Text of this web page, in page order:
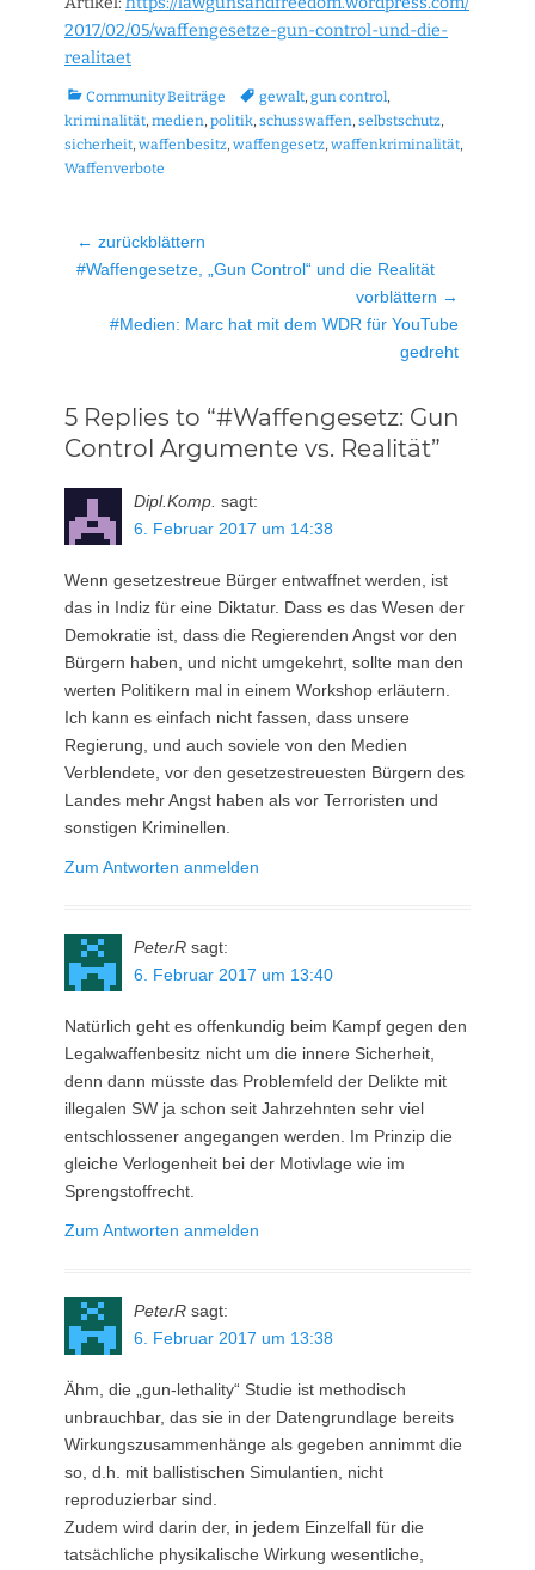
2017/02/05/waffengesetze-gun-control-und-die-
realitaet
Kategorien
Community Beiträge Tagsgewalt, gun control,
kriminalität, medien, politik, schusswaffen, selbstschutz,
sicherheit, waffenbesitz, waffengesetz, waffenkriminalität,
Waffenverbote
Beitragsnavigation
← zurückblättern
Vorheriger
#Waffengesetze, „Gun Control“ und die Realität
vorblättern →
Nächster
#Medien: Marc hat mit dem WDR für YouTube
gedreht
5 Replies to “#Waffengesetz: Gun
Control Argumente vs. Realität”
Dipl.Komp. sagt:
6. Februar 2017 um 14:38
Wenn gesetzestreue Bürger entwaffnet werden, ist
das in Indiz für eine Diktatur. Dass es das Wesen der
Demokratie ist, dass die Regierenden Angst vor den
Bürgern haben, und nicht umgekehrt, sollte man den
werten Politikern mal in einem Workshop erläutern.
Ich kann es einfach nicht fassen, dass unsere
Regierung, und auch soviele von den Medien
Verblendete, vor den gesetzestreuesten Bürgern des
Landes mehr Angst haben als vor Terroristen und
sonstigen Kriminellen.
Zum Antworten anmelden
PeterR sagt:
6. Februar 2017 um 13:40
Natürlich geht es offenkundig beim Kampf gegen den
Legalwaffenbesitz nicht um die innere Sicherheit,
denn dann müsste das Problemfeld der Delikte mit
illegalen SW ja schon seit Jahrzehnten sehr viel
entschlossener angegangen werden. Im Prinzip die
gleiche Verlogenheit bei der Motivlage wie im
Sprengstoffrecht.
Zum Antworten anmelden
PeterR sagt:
6. Februar 2017 um 13:38
Ähm, die „gun-lethality“ Studie ist methodisch
unbrauchbar, das sie in der Datengrundlage bereits
Wirkungszusammenhänge als gegeben annimmt die
so, d.h. mit ballistischen Simulantien, nicht
reproduzierbar sind.
Zudem wird darin der, in jedem Einzelfall für die
tatsächliche physikalische Wirkung wesentliche,